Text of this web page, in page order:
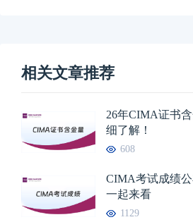
相关文章推荐
26年CIMA证书
细了解！
608
CIMA考试成绩
一起来看
1129